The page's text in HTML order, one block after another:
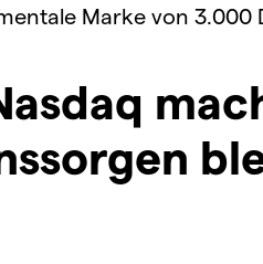
Marke von 3.000